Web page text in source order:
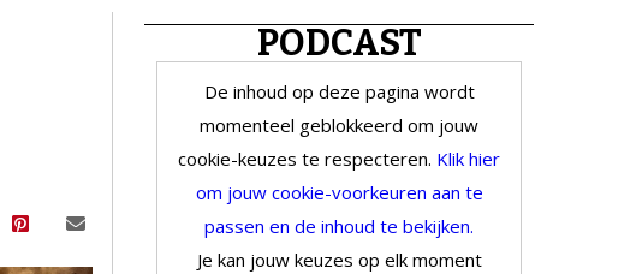
PODCAST
De inhoud op deze pagina wordt
momenteel geblokkeerd om jouw
cookie-keuzes te respecteren. Klik hier
om jouw cookie-voorkeuren aan te
passen en de inhoud te bekijken.
Je kan jouw keuzes op elk moment